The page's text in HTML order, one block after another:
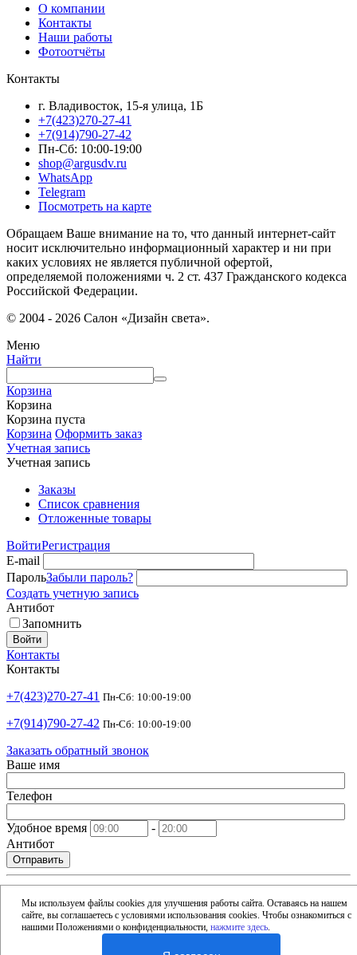
О компании
Контакты
Наши работы
Фотоотчёты
Контакты
г. Владивосток, 15-я улица, 1Б
+7(423)270-27-41
+7(914)790-27-42
Пн-Сб: 10:00-19:00
shop@argusdv.ru
WhatsApp
Telegram
Посмотреть на карте
Обращаем Ваше внимание на то, что данный интернет-сайт
носит исключительно информационный характер и ни при
каких условиях не является публичной офертой,
определяемой положениями ч. 2 ст. 437 Гражданского кодекса
Российской Федерации.
Мы используем файлы cookies для улучшения работы сайта. Оставаясь на нашем
сайте, вы соглашаетесь с условиями использования cookies. Чтобы ознакомиться с
нашими Положениями о конфиденциальности,нажмите здесь.
© 2004 - 2026 Салон «Дизайн света».
Меню
Найти
Корзина
Корзина
Корзина пуста
Корзина Оформить заказ
Учетная запись
Учетная запись
Заказы
Список сравнения
Отложенные товары
ВойтиРегистрация
E-mail
ПарольЗабыли пароль?
Создать учетную запись
Антибот
Запомнить
Войти
Контакты
Контакты
+7(423)270-27-41 Пн-Сб: 10:00-19:00
+7(914)790-27-42 Пн-Сб: 10:00-19:00
Заказать обратный звонок
Ваше имя
Телефон
Удобное время
-
Антибот
Отправить
Адрес
Россия, Владивосток, 15-я улица, 1Б